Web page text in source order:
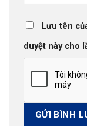
Lưu tên
duyệt này cho